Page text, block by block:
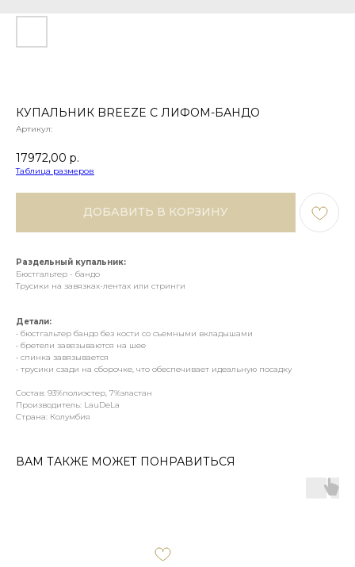
КУПАЛЬНИК BREEZE С ЛИФОМ-БАНДО
Артикул:
17972,00 р.
Таблица размеров
ДОБАВИТЬ В КОРЗИНУ
Раздельный купальник:
Бюстгальтер - бандо
Трусики на завязках-лентах или стринги
Детали:
• бюстгальтер бандо без кости со съемными вкладышами
• бретели завязываются на шее
• спинка завязывается
• трусики сзади на сборочке, что обеспечивает идеальную посадку
Состав: 93%полиэстер, 7%эластан
Производитель: LauDeLa
Страна: Колумбия
ВАМ ТАКЖЕ МОЖЕТ ПОНРАВИТЬСЯ